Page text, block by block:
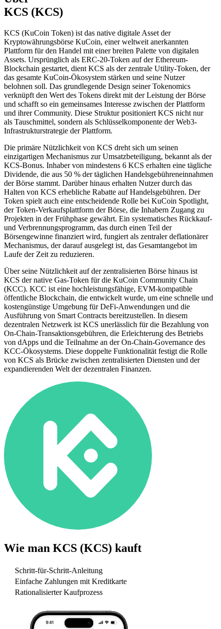
KCS (KCS)
KCS (KuCoin Token) ist das native digitale Asset der
Kryptowährungsbörse KuCoin, einer weltweit anerkannten
Plattform für den Handel mit einer breiten Palette von digitalen
Assets. Ursprünglich als ERC-20-Token auf der Ethereum-
Blockchain gestartet, dient KCS als der zentrale Utility-Token, der
das gesamte KuCoin-Ökosystem stärken und seine Nutzer
belohnen soll. Das grundlegende Design seiner Tokenomics
verknüpft den Wert des Tokens direkt mit der Leistung der Börse
und schafft so ein gemeinsames Interesse zwischen der Plattform
und ihrer Community. Diese Struktur positioniert KCS nicht nur
als Tauschmittel, sondern als Schlüsselkomponente der Web3-
Infrastrukturstrategie der Plattform.
Die primäre Nützlichkeit von KCS dreht sich um seinen
einzigartigen Mechanismus zur Umsatzbeteiligung, bekannt als der
KCS-Bonus. Inhaber von mindestens 6 KCS erhalten eine tägliche
Dividende, die aus 50 % der täglichen Handelsgebühreneinnahmen
der Börse stammt. Darüber hinaus erhalten Nutzer durch das
Halten von KCS erhebliche Rabatte auf Handelsgebühren. Der
Token spielt auch eine entscheidende Rolle bei KuCoin Spotlight,
der Token-Verkaufsplattform der Börse, die Inhabern Zugang zu
Projekten in der Frühphase gewährt. Ein systematisches Rückkauf-
und Verbrennungsprogramm, das durch einen Teil der
Börsengewinne finanziert wird, fungiert als zentraler deflationärer
Mechanismus, der darauf ausgelegt ist, das Gesamtangebot im
Laufe der Zeit zu reduzieren.
Über seine Nützlichkeit auf der zentralisierten Börse hinaus ist
KCS der native Gas-Token für die KuCoin Community Chain
(KCC). KCC ist eine hochleistungsfähige, EVM-kompatible
öffentliche Blockchain, die entwickelt wurde, um eine schnelle und
kostengünstige Umgebung für DeFi-Anwendungen und die
Ausführung von Smart Contracts bereitzustellen. In diesem
dezentralen Netzwerk ist KCS unerlässlich für die Bezahlung von
On-Chain-Transaktionsgebühren, die Erleichterung des Betriebs
von dApps und die Teilnahme an der On-Chain-Governance des
KCC-Ökosystems. Diese doppelte Funktionalität festigt die Rolle
von KCS als Brücke zwischen zentralisierten Diensten und der
expandierenden Welt der dezentralen Finanzen.
Wie man KCS (KCS) kauft
Schritt-für-Schritt-Anleitung
Einfache Zahlungen mit Kreditkarte
Rationalisierter Kaufprozess